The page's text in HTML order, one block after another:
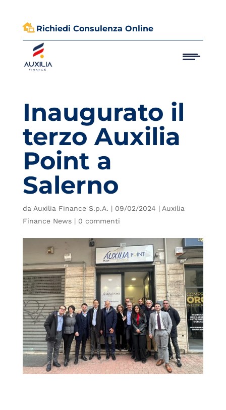
 Richiedi Consulenza Online
Inaugurato il
terzo Auxilia
Point a
Salerno
da Auxilia Finance S.p.A. | 09/02/2024 | Auxilia
Finance News| 0 commenti